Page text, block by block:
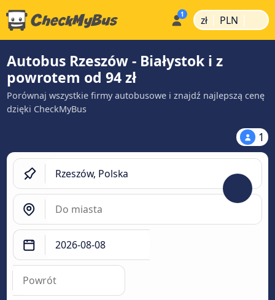
zł | PLN |
Autobus Rzeszów - Białystok i z
powrotem od 94 zł
Porównaj wszystkie firmy autobusowe i znajdź najlepszą cenę
dzięki CheckMyBus
1